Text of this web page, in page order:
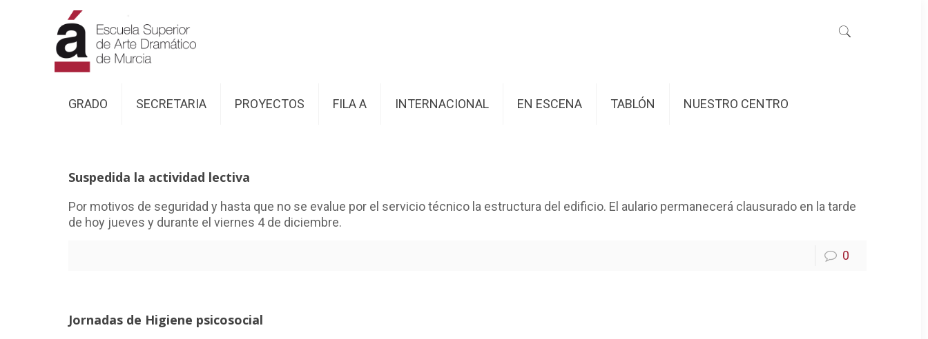
GRADO SECRETARIA PROYECTOS FILA A INTERNACIONAL EN ESCENA TABLÓN NUESTRO CENTRO
Suspedida la actividad lectiva
Por motivos de seguridad y hasta que no se evalue por el servicio técnico la estructura del edificio. El aulario permanecerá clausurado en la tarde
de hoy jueves y durante el viernes 4 de diciembre.
0
Jornadas de Higiene psicosocial